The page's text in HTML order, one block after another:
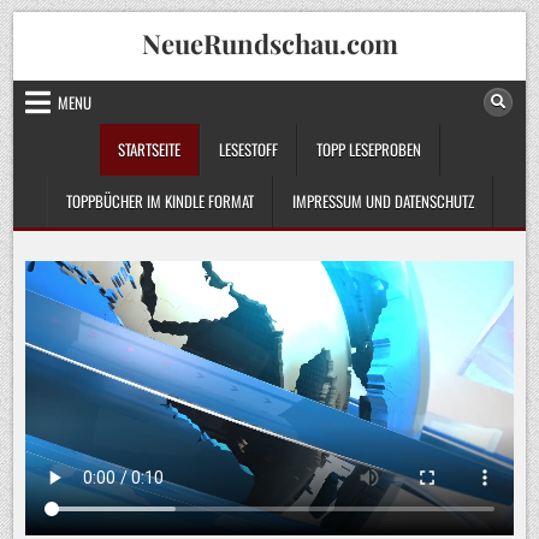
Skip
to
content
NeueRundschau.com
MENU
STARTSEITE
LESESTOFF TOPP LESEPROBEN
TOPPBÜCHER IM KINDLE FORMAT IMPRESSUM UND DATENSCHUTZ